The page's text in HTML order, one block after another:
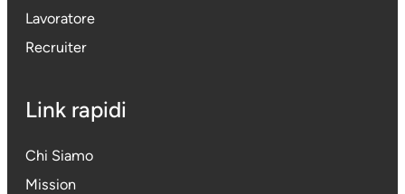
Lavoratore
Recruiter
Link rapidi
Chi Siamo
Mission